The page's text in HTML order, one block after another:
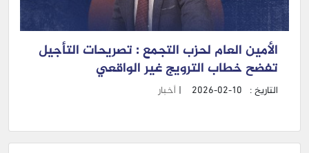
الأمين العام لحزب التجمع : تصريحات التأجيل
تفضح خطاب الترويج غير الواقعي
التاريخ : 2026-02-10
| أخبار